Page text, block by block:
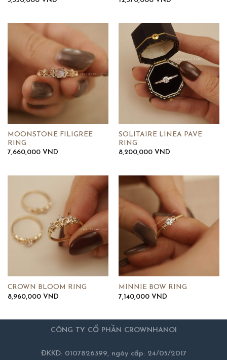
MOONSTONE FILIGREE
RING
7,660,000 VND
SOLITAIRE LINEA PAVE
RING
8,200,000 VND
CROWN BLOOM RING
8,960,000 VND
MINNIE BOW RING
7,140,000 VND
CÔNG TY CỔ PHẦN CROWNHANOI
ĐKKD: 0107826399, ngày cấp: 24/05/2017